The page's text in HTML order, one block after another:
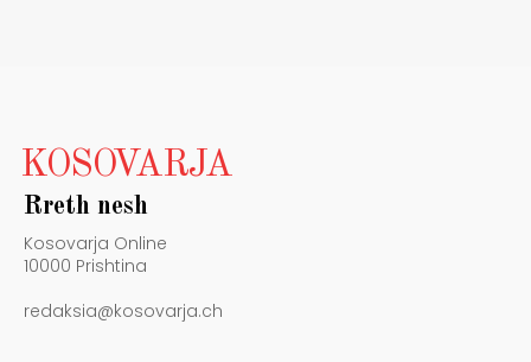
KOSOVARJA
Rreth nesh
Kosovarja Online
10000 Prishtina
redaksia@kosovarja.ch